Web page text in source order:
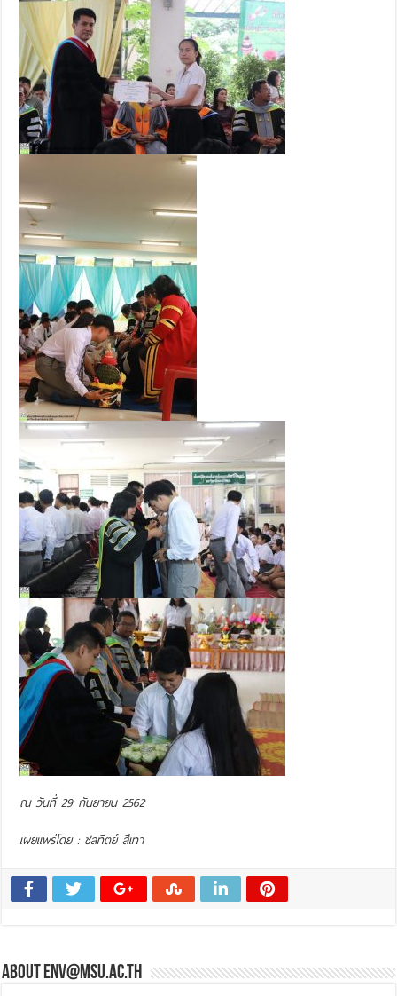
ณ วันที่ 29 กันยายน 2562
เผยแพร่โดย : ชลทิตย์ สีเทา
About env@msu.ac.th